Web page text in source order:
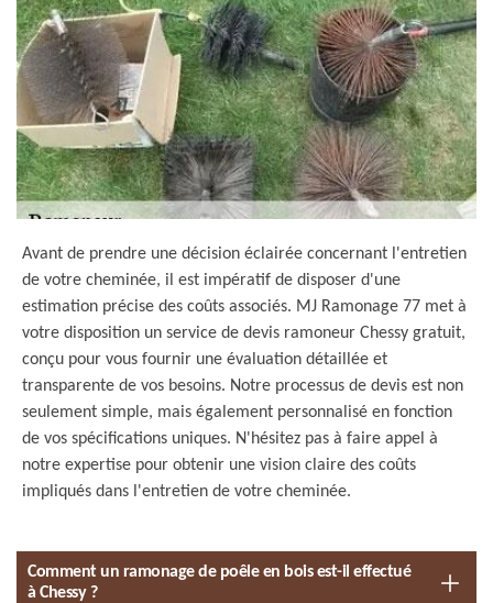
Avant de prendre une décision éclairée concernant l'entretien
de votre cheminée, il est impératif de disposer d'une
estimation précise des coûts associés. MJ Ramonage 77 met à
votre disposition un service de devis ramoneur Chessy gratuit,
conçu pour vous fournir une évaluation détaillée et
transparente de vos besoins. Notre processus de devis est non
seulement simple, mais également personnalisé en fonction
de vos spécifications uniques. N'hésitez pas à faire appel à
notre expertise pour obtenir une vision claire des coûts
impliqués dans l'entretien de votre cheminée.
Comment un ramonage de poêle en bois est-il effectué
à Chessy ?